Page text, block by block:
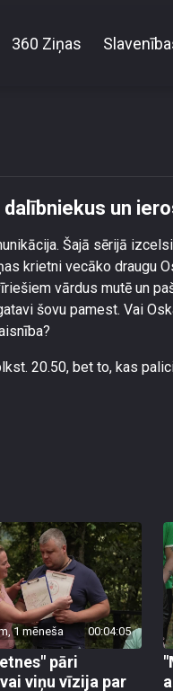
360 Ziņas
un
Šajā sērijā
krietni vecāko draugu
vārdus mutē un
šovu pamest. Vai
20.50, bet to, kas
1 mēneša 00:04:05
pāri
viņu vīzija par